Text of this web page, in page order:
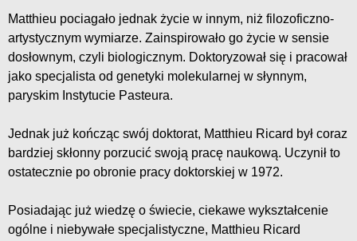
Matthieu pociagało jednak życie w innym, niż filozoficzno-
artystycznym wymiarze. Zainspirowało go życie w sensie
dosłownym, czyli biologicznym. Doktoryzował się i pracował
jako specjalista od genetyki molekularnej w słynnym,
paryskim Instytucie Pasteura.
Jednak już kończąc swój doktorat, Matthieu Ricard był coraz
bardziej skłonny porzucić swoją pracę naukową. Uczynił to
ostatecznie po obronie pracy doktorskiej w 1972.
Posiadając już wiedzę o świecie, ciekawe wykształcenie
ogólne i niebywałe specjalistyczne, Matthieu Ricard